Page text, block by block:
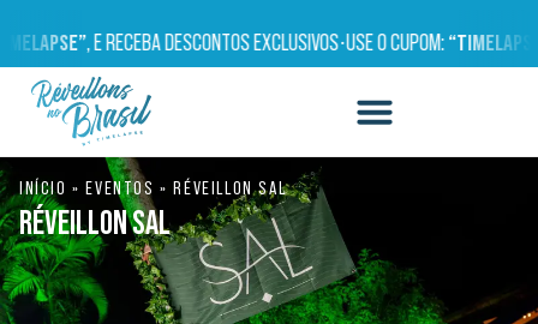
, E RECEBA DESCONTOS EXCLUSIVOS•USE O CUPOM:“TIMELAPSE”
INÍCIO »EVENTOS »RÉVEILLON SAL
RÉVEILLON SAL